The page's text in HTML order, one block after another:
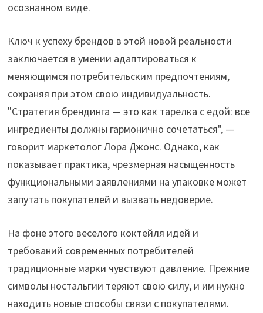
осознанном виде.
Ключ к успеху брендов в этой новой реальности
заключается в умении адаптироваться к
меняющимся потребительским предпочтениям,
сохраняя при этом свою индивидуальность.
"Стратегия брендинга — это как тарелка с едой: все
ингредиенты должны гармонично сочетаться", —
говорит маркетолог Лора Джонс. Однако, как
показывает практика, чрезмерная насыщенность
функциональными заявлениями на упаковке может
запутать покупателей и вызвать недоверие.
На фоне этого веселого коктейля идей и
требований современных потребителей
традиционные марки чувствуют давление. Прежние
символы ностальгии теряют свою силу, и им нужно
находить новые способы связи с покупателями.